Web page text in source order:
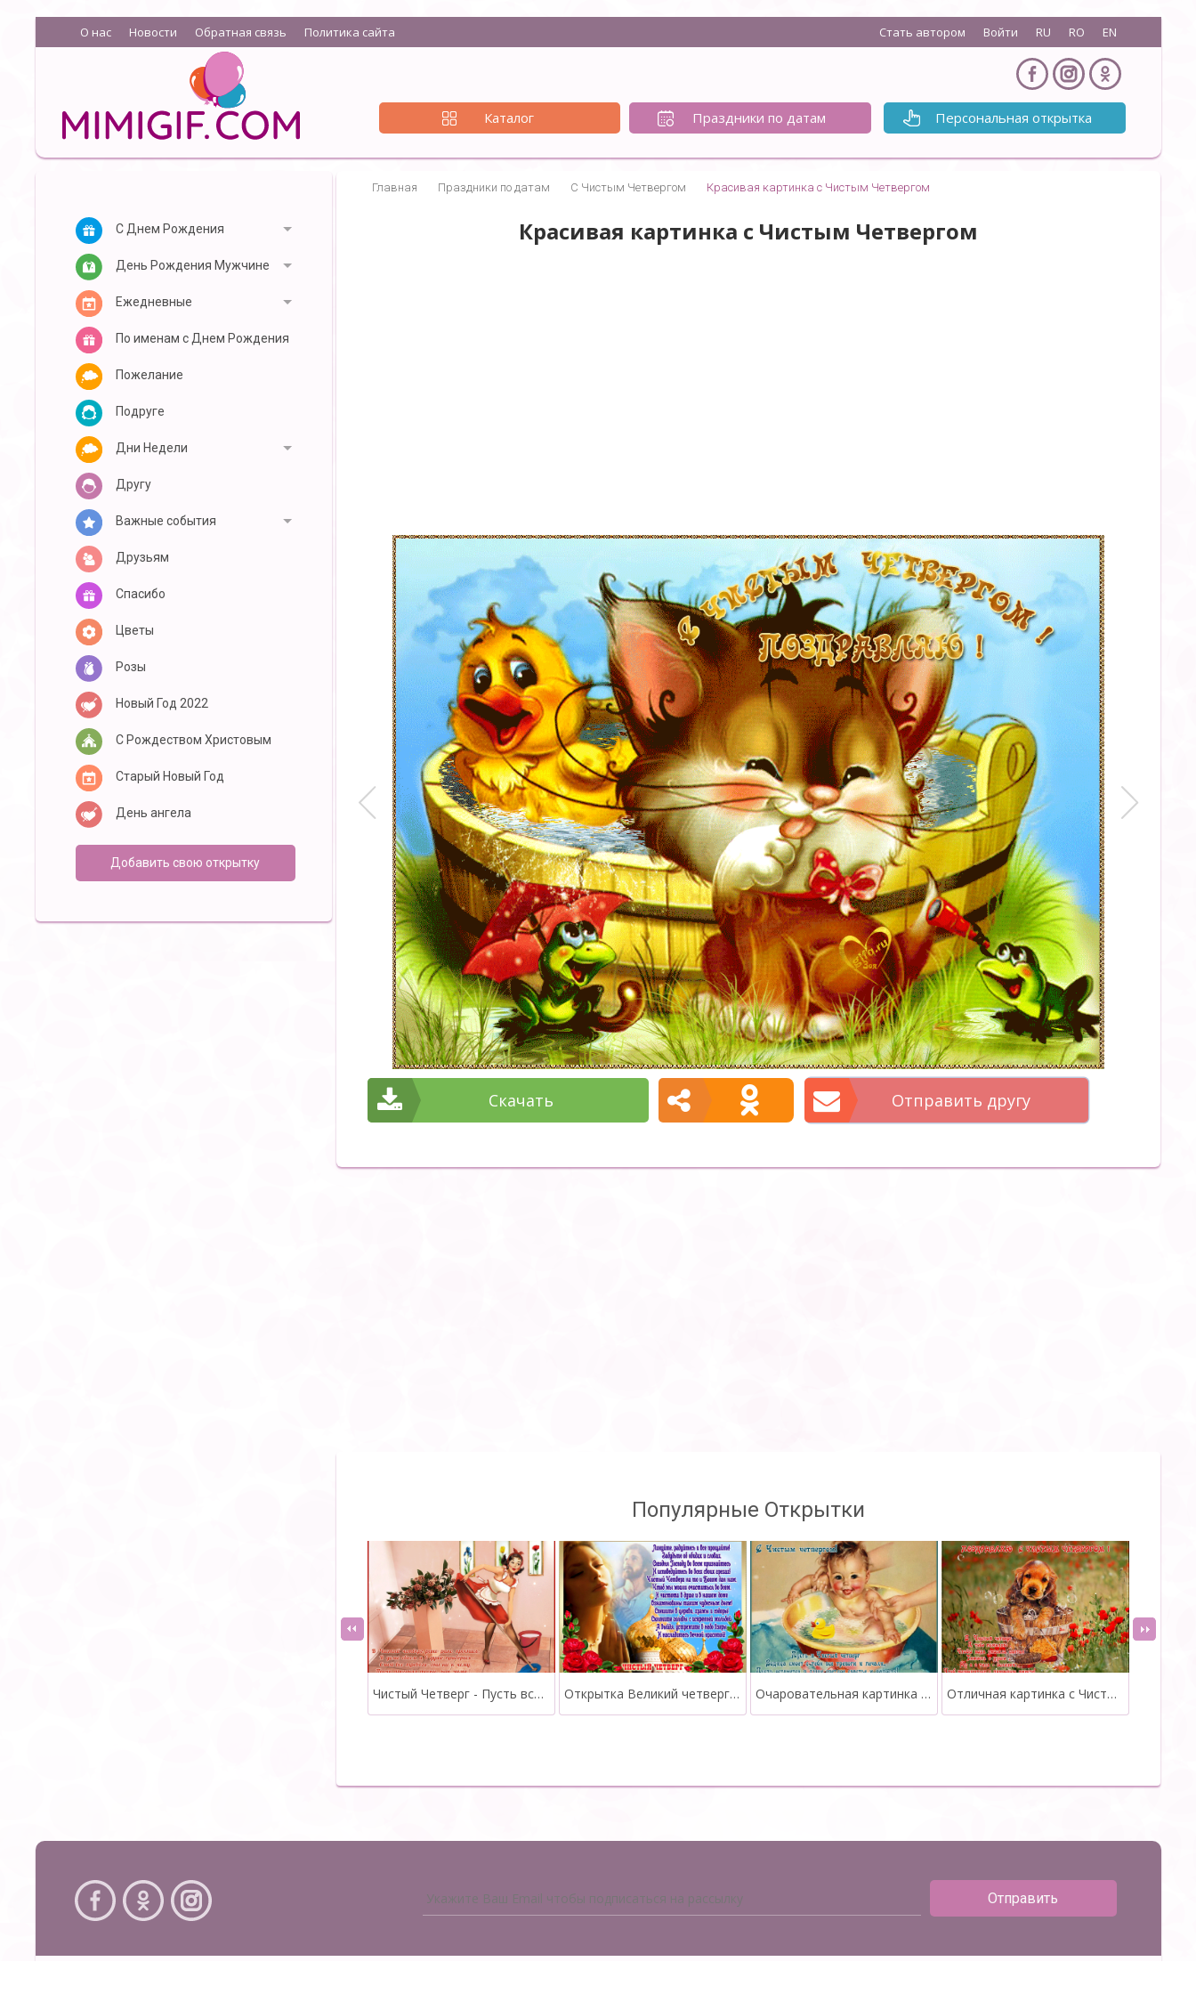
О нас Новости Обратная связь Политика сайта Стать автором Войти RU RO EN
Каталог Праздники по датам Персональная открытка
С Днем Рождения
День Рождения Мужчине
Ежедневные
По именам с Днем Рождения
Пожелание
Подруге
Дни Недели
Другу
Важные события
Друзьям
Спасибо
Цветы
Розы
Новый Год 2022
С Рождеством Христовым
Старый Новый Год
День ангела
Добавить свою открытку
Главная Праздники по датам С Чистым Четвергом Красивая картинка с Чистым Четвергом
Красивая картинка с Чистым Четвергом
Cкачать Отправить другу
Популярные Открытки
Чистый Четверг - Пусть всё негативное сегодня смоется Открытка Великий четверг со стихами Очаровательная картинка с Чистым Четвергом Отличная картинка с Чистым Четвергом
Отправить